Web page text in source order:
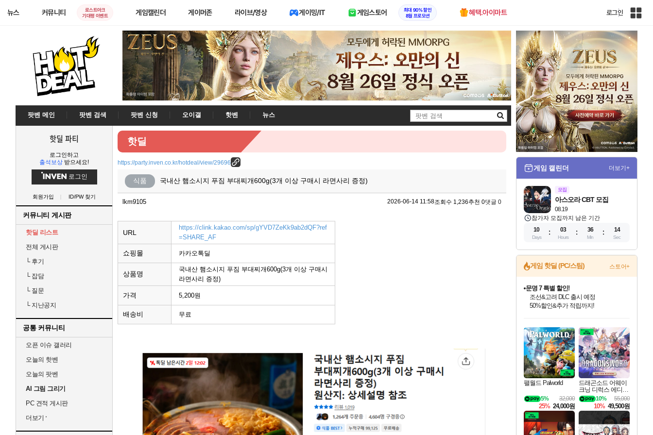
뉴스 커뮤니티
로스트아크
기대평 이벤트
게임캘린더 게이머존 라이브/영상 게이밍/IT 게임스토어
최대 90% 할인
8월 프로모션
혜택.아이마트 로그인
인
체
사
팟벤 메인 팟벤 검색 팟벤 신청 오이갤 핫벤
뉴스
검
색
핫딜 파티
로그인하고
출석보상 받으세요!
로그인
회원가입 ID/PW 찾기
커뮤니티 게시판
핫딜 리스트
전체 게시판
└후기
└잡담
└질문
└지난공지
공통 커뮤니티
오픈 이슈 갤러리
오늘의 핫벤
오늘의 팟벤
AI 그림 그리기
PC 견적 게시판
더보기
핫딜
https://party.inven.co.kr/hotdeal/view/29696
식품 국내산 햄소시지 푸짐 부대찌개600g(3개 이상 구매시 라면사리 증정)
lkm9105 2026-06-14 11:58조회수 1,236추천 0댓글 0
URL
https://clink.kakao.com/sp/gYVD7ZeKk9ab2dQF?ref
=SHARE_AF
쇼핑몰 카카오톡딜
상품명
국내산 햄소시지 푸짐 부대찌개600g(3개 이상 구매시
라면사리 증정)
가격 5,200원
배송비 무료
게임 캘린더 더보기+
모집
08.19
아스오라 CBT 모집
참가자 모집까지 남은 기간
10
Days
03
Hours
36
Min
13
Sec
게임 핫딜 (PC/스팀) 스토어+
최대 90% 할인가를 만나보세요!
네이버혜택과 함께 만나보세요!
문명 7 특별 할인!
조선&고려 DLC 출시 예정
50%할인&추가 적립까지!
네이버 포인트 혜택까지!
이니&베니 혜택까지!
네이버 혜택가와 함께 예약하세요!
할인&네이버혜택으로 만나보세요!
네이버페이 혜택과 만나보세요!
40주년 프로모션으로 만나보세요!
할인가에 만나보세요!
일부 에디션 상시 할인!
혜택으로 예약 판매 중
편안하게 충전하세요
팰월드 Palworld
32,000
5%
25% 24,000원
드래곤소드 어웨이
크닝 디럭스 에디션
DragonSword Awake
ning Deluxe Edition
55,000
10%
10% 49,500원